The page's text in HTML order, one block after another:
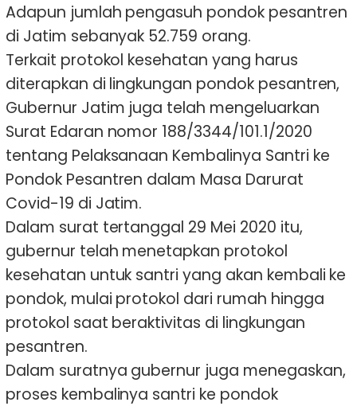
Adapun jumlah pengasuh pondok pesantren
di Jatim sebanyak 52.759 orang.
Terkait protokol kesehatan yang harus
diterapkan di lingkungan pondok pesantren,
Gubernur Jatim juga telah mengeluarkan
Surat Edaran nomor 188/3344/101.1/2020
tentang Pelaksanaan Kembalinya Santri ke
Pondok Pesantren dalam Masa Darurat
Covid-19 di Jatim.
Dalam surat tertanggal 29 Mei 2020 itu,
gubernur telah menetapkan protokol
kesehatan untuk santri yang akan kembali ke
pondok, mulai protokol dari rumah hingga
protokol saat beraktivitas di lingkungan
pesantren.
Dalam suratnya gubernur juga menegaskan,
proses kembalinya santri ke pondok